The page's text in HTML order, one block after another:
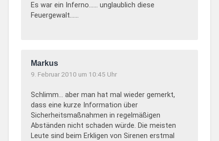
Es war ein Inferno…… unglaublich diese
Feuergewalt……
Markus
9. Februar 2010 um 10:45 Uhr
Schlimm… aber man hat mal wieder gemerkt,
dass eine kurze Information über
Sicherheitsmaßnahmen in regelmäßigen
Abständen nicht schaden würde. Die meisten
Leute sind beim Erkligen von Sirenen erstmal